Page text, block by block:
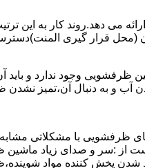
می دهد.روند کار به این
قرار گیری
وجود ندارد و باید
آب و به دنبال آن،تمیز
ظرفشویی با مشکلاتی
از :سر و صدای زیاد
شدن پخش کننده مواد